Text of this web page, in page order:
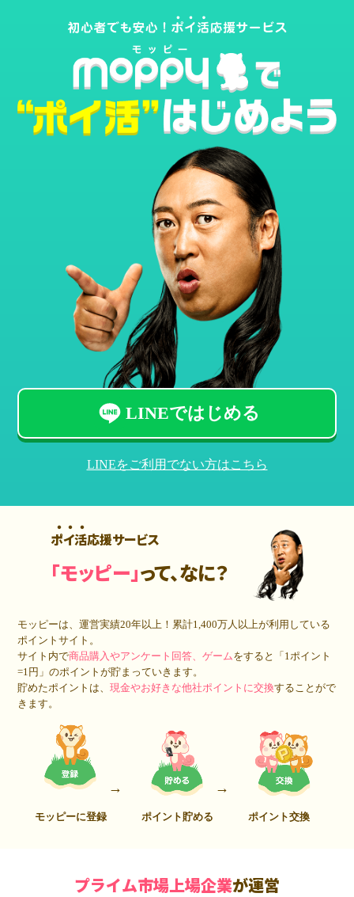
LINEではじめる
LINEをご利用でない方はこちら
ポイ活応援サービス
「モッピー」って、なに？
モッピーは、運営実績20年以上！累計1,400万人 以上が利用している
ポイントサイト。
サイト内で商品購入やアンケート回答、ゲームをすると「1ポイント
=1円」のポイントが貯まっていきます。
貯めたポイントは、現金やお好きな他社ポイントに交換することがで
きます。
モッピーに登録 ポイント貯める ポイント交換
プライム市場上場企業が運営